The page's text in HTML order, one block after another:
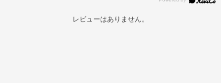
レビューはありません。